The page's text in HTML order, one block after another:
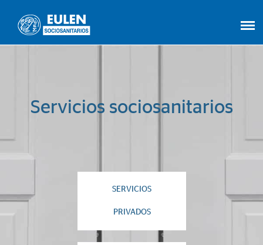
Servicios sociosanitarios
SERVICIOS
PRIVADOS